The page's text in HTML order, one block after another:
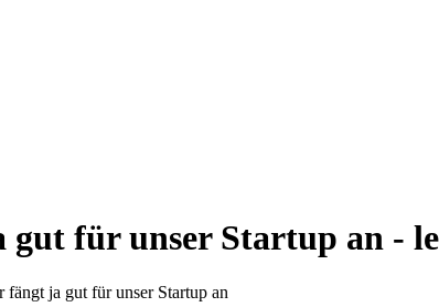
gut für unser Startup an -
fängt ja gut für unser Startup an